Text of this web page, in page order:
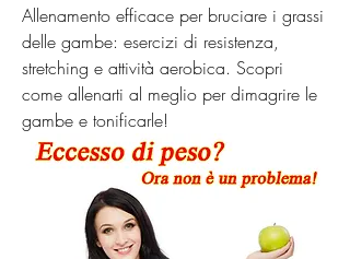
Allenamento efficace per bruciare i grassi
delle gambe: esercizi di resistenza,
stretching e attività aerobica. Scopri
come allenarti al meglio per dimagrire le
gambe e tonificarle!